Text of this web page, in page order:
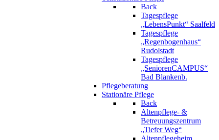
Back
Tagespflege
„LebensPunkt“ Saalfeld
Tagespflege
„Regenbogenhaus“
Rudolstadt
Tagespflege
„SeniorenCAMPUS“
Bad Blankenb.
Pflegeberatung
Stationäre Pflege
Back
Altenpflege- &
Betreuungszentrum
„Tiefer Weg“
Altenpflegeheim